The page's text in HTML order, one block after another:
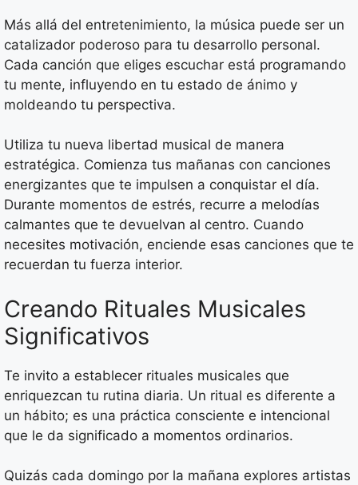
Más allá del entretenimiento, la música puede ser un
catalizador poderoso para tu desarrollo personal.
Cada canción que eliges escuchar está programando
tu mente, influyendo en tu estado de ánimo y
moldeando tu perspectiva.
Utiliza tu nueva libertad musical de manera
estratégica. Comienza tus mañanas con canciones
energizantes que te impulsen a conquistar el día.
Durante momentos de estrés, recurre a melodías
calmantes que te devuelvan al centro. Cuando
necesites motivación, enciende esas canciones que te
recuerdan tu fuerza interior.
Creando Rituales Musicales
Significativos
Te invito a establecer rituales musicales que
enriquezcan tu rutina diaria. Un ritual es diferente a
un hábito; es una práctica consciente e intencional
que le da significado a momentos ordinarios.
Quizás cada domingo por la mañana explores artistas